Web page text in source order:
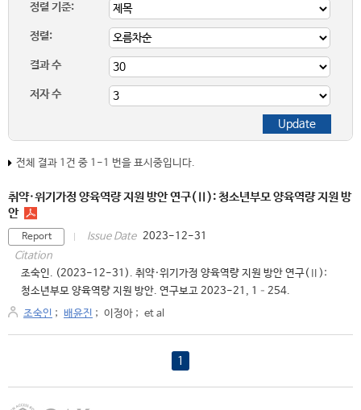
정렬 기준:
정렬:
결과 수
저자 수
전체 결과 1건 중 1-1 번을 표시중입니다.
취약·위기가정 양육역량 지원 방안 연구(Ⅱ): 청소년부모 양육역량 지원 방
안
Report Issue Date 2023-12-31
Citation
조숙인. (2023-12-31). 취약·위기가정 양육역량 지원 방안 연구(Ⅱ):
청소년부모 양육역량 지원 방안. 연구보고 2023-21, 1–254.
조숙인 ; 배윤진 ; 이정아 ; et al
1